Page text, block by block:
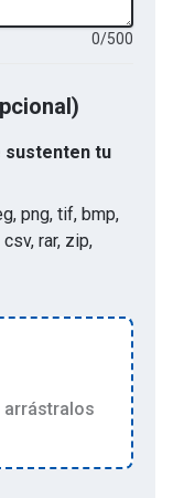
0/500
sustenten tu
png, tif, bmp,
rar, zip,
arrástralos